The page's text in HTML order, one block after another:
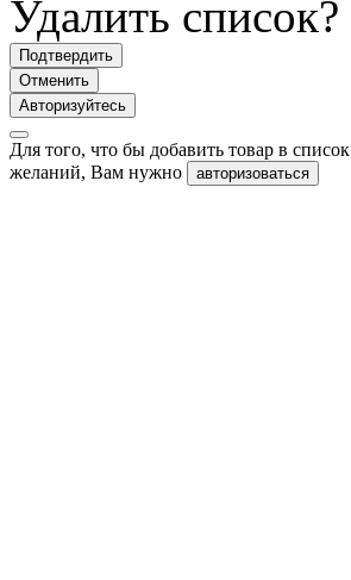
Удалить список?
Подтвердить
Отменить
Авторизуйтесь
Для того, что бы добавить товар в список
желаний, Вам нужно
авторизоваться